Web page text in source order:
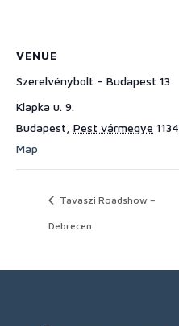
VENUE
Szerelvénybolt – Budapest 13
Klapka u. 9.
Budapest Pest vármegye 1134
Map
Tavaszi Roadshow –
Debrecen